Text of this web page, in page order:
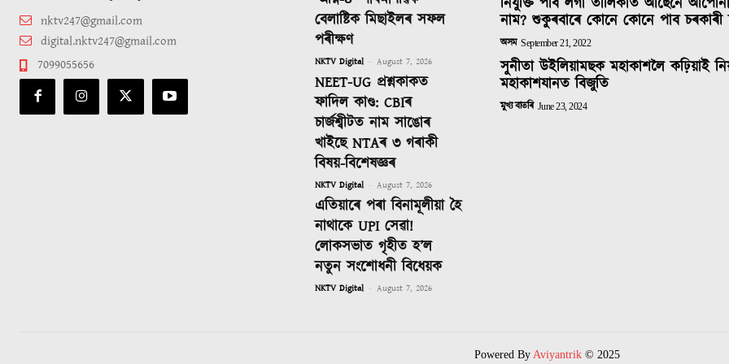
nktv247@gmail.com
digital.nktv247@gmail.com
7099055656
বেলাষ্টিক মিছাইলৰ সফল
পৰীক্ষণ
NKTV Digital - August 7, 2026
NEET-UG প্ৰশ্নকাকত
ফাদিল কাণ্ড: CBIৰ
চাৰ্জশ্বীটত নাম সাঙোৰ
খাইছে NTAৰ ৩ গৰাকী
বিষয়-বিশেষজ্ঞৰ
NKTV Digital - August 7, 2026
এতিয়াৰে পৰা বিনামূলীয়া হৈ
নাথাকে UPI সেৱা!
লোকসভাত গৃহীত হ’ল
নতুন সংশোধনী বিধেয়ক
NKTV Digital - August 7, 2026
নিযুক্তি পাব লগা তালিকাত আছেনে
নাম? শুকুৰবাৰে কোনে কোনে পাব চৰকাৰী
অসম September 21, 2022
সুনীতা উইলিয়ামছক মহাকাশলৈ কঢ়িয়াই
মহাকাশযানত বিজুতি
মুখ্য বাতৰি June 23, 2024
Powered By Aviyantrik © 2025